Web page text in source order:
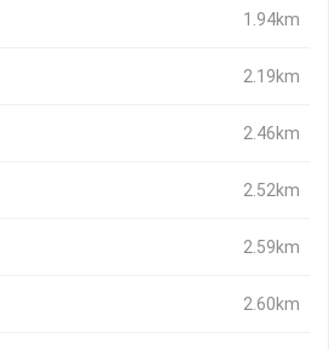
1.94km
2.19km
2.46km
2.52km
2.59km
2.60km